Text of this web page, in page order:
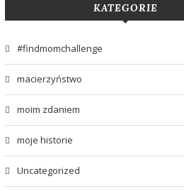
KATEGORIE
#findmomchallenge
macierzyństwo
moim zdaniem
moje historie
Uncategorized